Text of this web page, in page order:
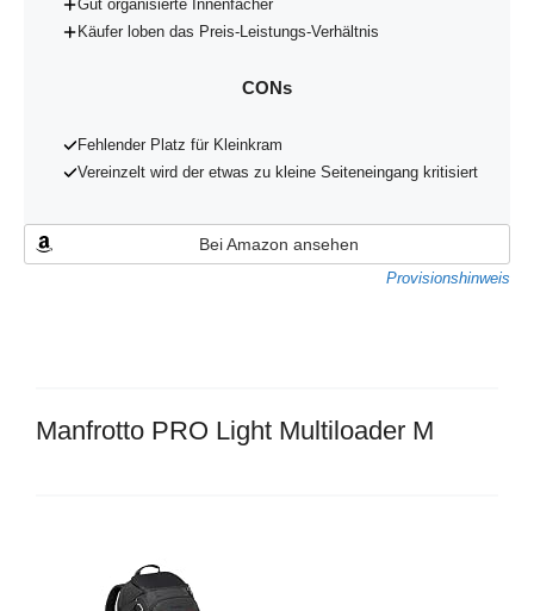
Gut organisierte Innenfächer
Käufer loben das Preis-Leistungs-Verhältnis
CONs
Fehlender Platz für Kleinkram
Vereinzelt wird der etwas zu kleine Seiteneingang kritisiert
Bei Amazon ansehen
Provisionshinweis
Manfrotto PRO Light Multiloader M